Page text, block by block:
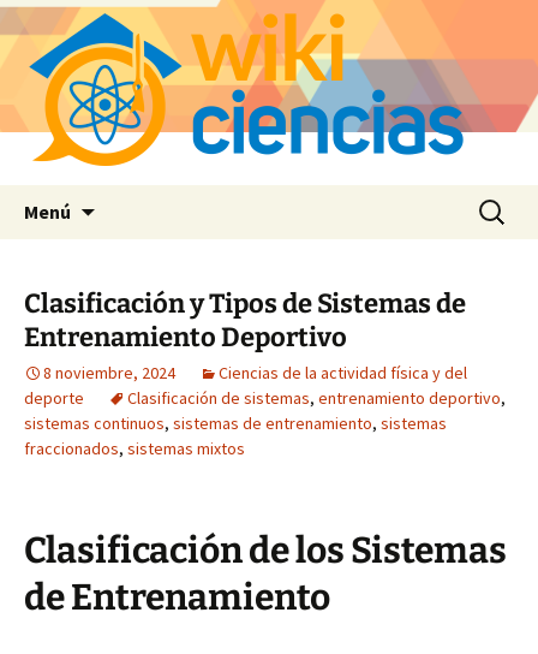
Menú Buscar:
Clasificación y Tipos de Sistemas de
Entrenamiento Deportivo
8 noviembre, 2024
Ciencias de la actividad física y del
deporte
Clasificación de sistemas, entrenamiento deportivo,
sistemas continuos, sistemas de entrenamiento, sistemas
fraccionados, sistemas mixtos
Clasificación de los Sistemas
de Entrenamiento